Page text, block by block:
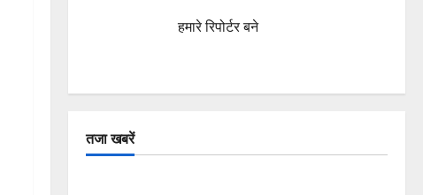
हमारे रिपोर्टर बने
तजा खबरें